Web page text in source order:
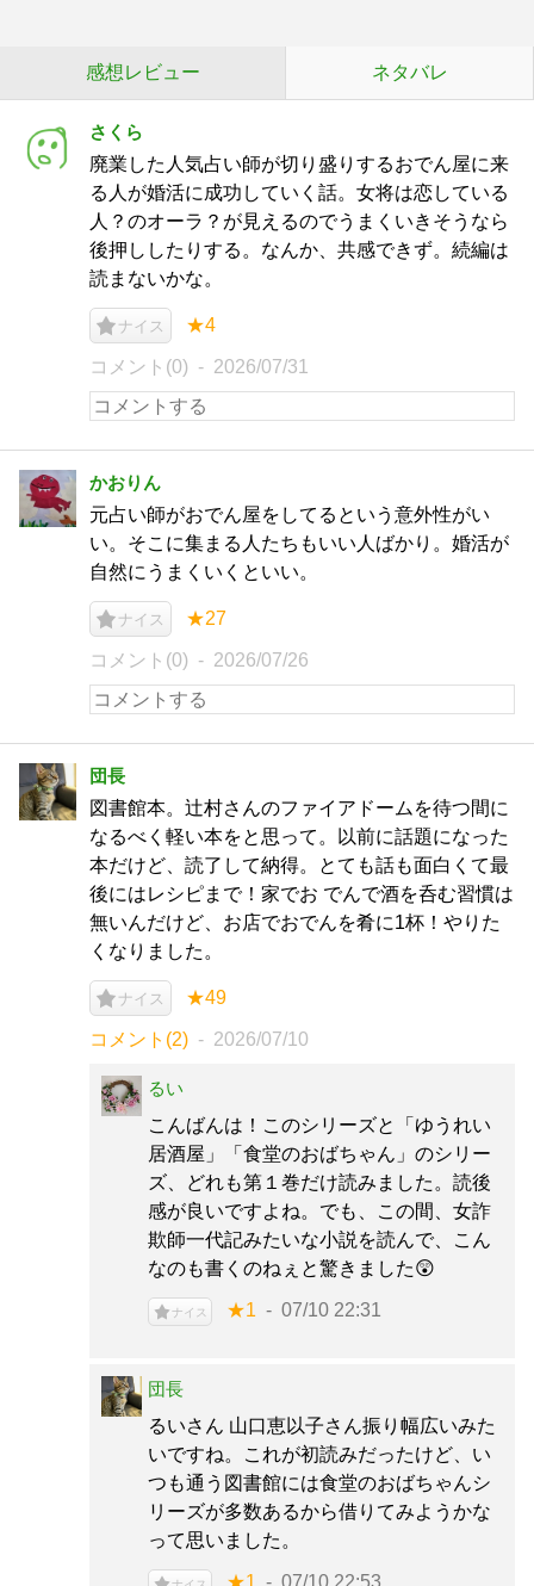
感想レビュー ネタバレ
さくら
廃業した人気占い師が切り盛りするおでん屋に来
る人が婚活に成功していく話。女将は恋している
人？のオーラ？が見えるのでうまくいきそうなら
後押ししたりする。なんか、共感できず。続編は
読まないかな。
ナイス ★4
コメント(0) 2026/07/31
かおりん
元占い師がおでん屋をしてるという意外性がい
い。そこに集まる人たちもいい人ばかり。婚活が
自然にうまくいくといい。
ナイス ★27
コメント(0) 2026/07/26
団長
図書館本。辻村さんのファイアドームを待つ間に
なるべく軽い本をと思って。以前に話題になった
本だけど、読了して納得。とても話も面白くて最
後にはレシピまで！家でお でんで酒を呑む習慣は
無いんだけど、お店でおでんを肴に1杯！やりた
くなりました。
ナイス ★49
コメント(2) 2026/07/10
るい
こんばんは！このシリーズと「ゆうれい
居酒屋」「食堂のおばちゃん」のシリー
ズ、どれも第１巻だけ読みました。読後
感が良いですよね。でも、この間、女詐
欺師一代記みたいな小説を読んで、こん
なのも書くのねぇと驚きました😲
ナイス ★1 07/10 22:31
団長
るいさん 山口恵以子さん振り幅広いみた
いですね。これが初読みだったけど、い
つも通う図書館には食堂のおばちゃんシ
リーズが多数あるから借りてみようかな
って思いました。
★1 07/10 22:53